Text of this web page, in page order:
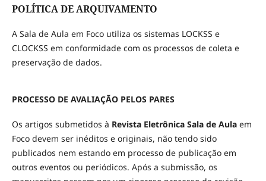
POLÍTICA DE ARQUIVAMENTO
A Sala de Aula em Foco utiliza os sistemas LOCKSS e
CLOCKSS em conformidade com os processos de coleta e
preservação de dados.
PROCESSO DE AVALIAÇÃO PELOS PARES
Os artigos submetidos à Revista Eletrônica Sala de Aulaem
Foco devem ser inéditos e originais, não tendo sido
publicados nem estando em processo de publicação em
outros eventos ou periódicos. Após a submissão, os